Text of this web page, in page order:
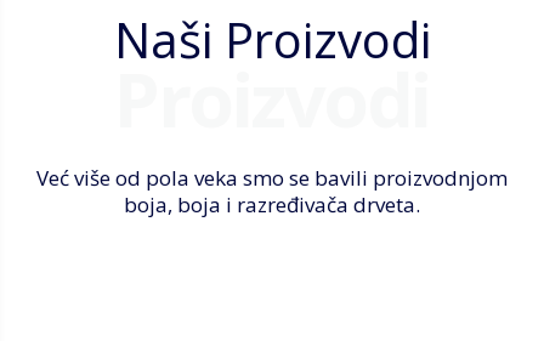
Naši Proizvodi
Već više od pola veka smo se bavili proizvodnjom
boja, boja i razređivača drveta.